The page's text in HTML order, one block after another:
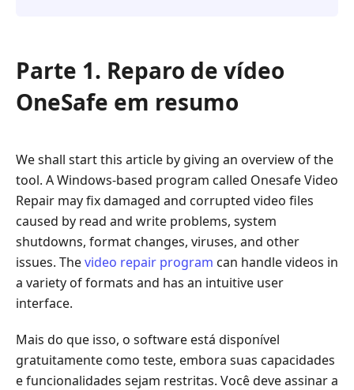
Parte
6.
Perguntas
a
análise
do
OneSafe
Video
Repair
Parte 1. Reparo de vídeo
OneSafe em resumo
We shall start this article by giving an overview of the
tool. A Windows-based program called Onesafe Video
Repair may fix damaged and corrupted video files
caused by read and write problems, system
shutdowns, format changes, viruses, and other
issues. Thevideo repair program can handle videos in
a variety of formats and has an intuitive user
interface.
Mais do que isso, o software está disponível
gratuitamente como teste, embora suas capacidades
e funcionalidades sejam restritas. Você deve assinar a